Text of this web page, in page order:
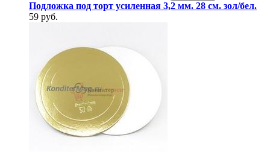
Подложка под торт усиленная 3,2 мм. 28 см. зол/бел.
59 руб.